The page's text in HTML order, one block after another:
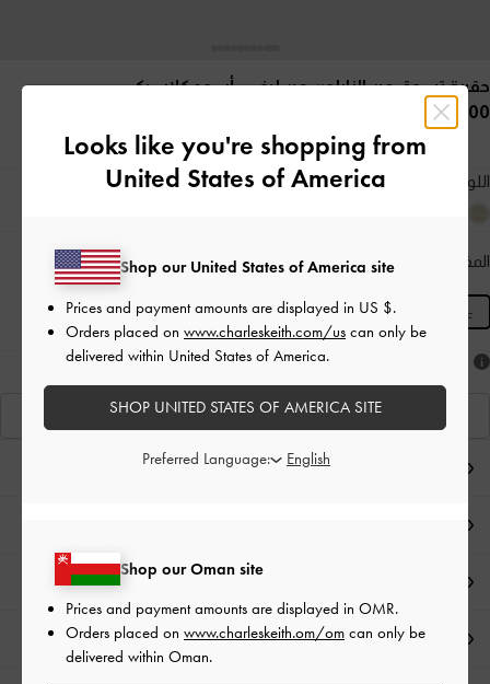
حقيبة تسوق من النايلون من ليفي- أسود كلاسيكي
58.00 OMR
اللون: أسود كلاسيكي
المقاس: - غير متوفّر المنتج غير متوفر حاليًا
XL
هل أعجبكَ ما رأيت؟
عرض منتجاتٍ مشابهة
الشحن والإرجاع
Looks like you're shopping from
United States of America
Shop our Oman site
Prices and payment amounts are displayed in OMR.
Orders placed on www.charleskeith.om/om can only be
delivered within Oman.
Shop our United States of America site
Prices and payment amounts are displayed in US $.
Orders placed on www.charleskeith.com/us can only be
delivered within United States of America.
SHOP UNITED STATES OF AMERICA SITE
Preferred Language: